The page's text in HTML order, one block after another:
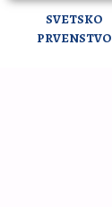
SVETSKO
PRVENSTVO